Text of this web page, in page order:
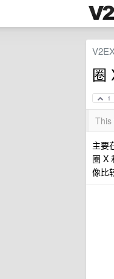
圈
1
This
主要
圈 X
像比